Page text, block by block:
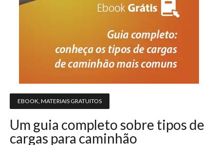
EBOOK MATERIAIS GRATUITOS
Um guia completo sobre tipos de
cargas para caminhão